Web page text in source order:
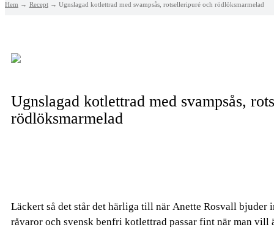
Hem Recept Ugnslagad kotlettrad med svampsås, rotselleripuré och rödlöksmarmelad
Ugnslagad kotlettrad med svampsås,
rödlöksmarmelad
Läckert så det står det härliga till när Anette Rosvall bjuder
råvaror och svensk benfri kotlettrad passar fint när man vill